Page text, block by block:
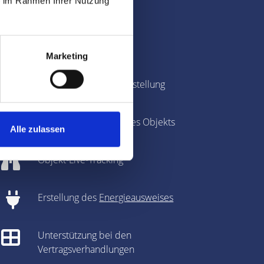
Marketing
Alle zulassen
Umland
Fotografie & Exposé-Erstellung
360-Grad-Panorama des Objekts
Objekt-Live-Tracking
Erstellung des Energieausweises
Unterstützung bei den
Vertragsverhandlungen